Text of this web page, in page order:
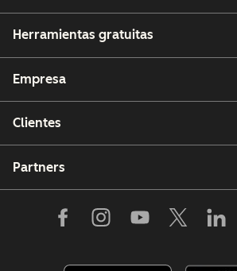
Herramientas gratuitas
Empresa
Clientes
Partners